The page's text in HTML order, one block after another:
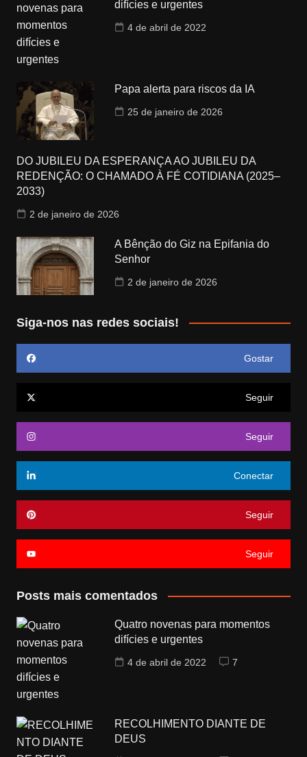
difícies e urgentes
4 de abril de 2022
Papa alerta para riscos da IA
25 de janeiro de 2026
DO JUBILEU DA ESPERANÇA AO JUBILEU DA
REDENÇÃO: O CHAMADO À FÉ COTIDIANA (2025–
2033)
2 de janeiro de 2026
A Bênção do Giz na Epifania do
Senhor
2 de janeiro de 2026
Siga-nos nas redes sociais!
Gostar
Seguir
Seguir
Conectar
Seguir
Seguir
Posts mais comentados
Quatro novenas para momentos
difícies e urgentes
4 de abril de 2022 7
RECOLHIMENTO DIANTE DE
DEUS